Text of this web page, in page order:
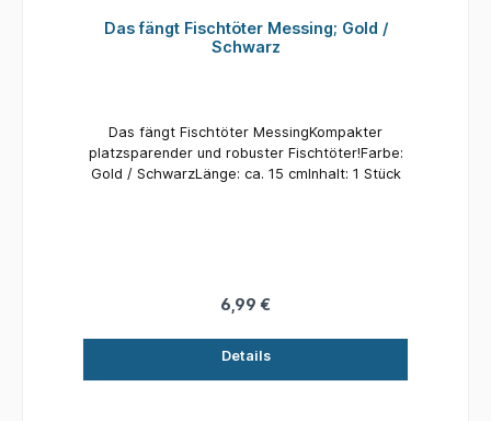
Das fängt Fischtöter Messing; Gold /
Schwarz
Das fängt Fischtöter MessingKompakter
platzsparender und robuster Fischtöter!Farbe:
Gold / SchwarzLänge: ca. 15 cmInhalt: 1 Stück
6,99 €
Details